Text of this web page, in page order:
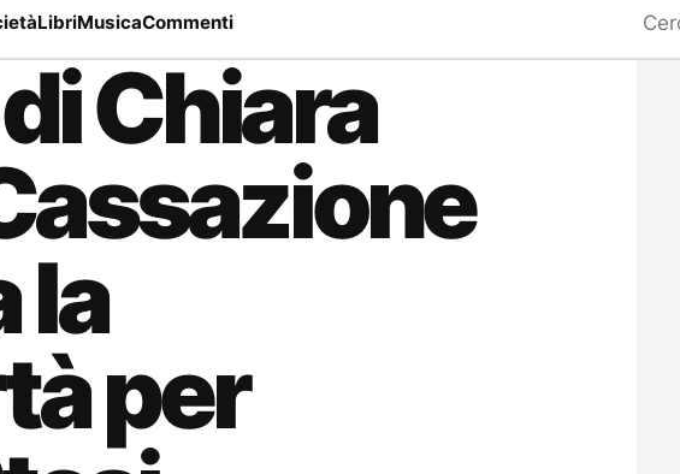
LibriMusicaCommenti
Chiara
la
per